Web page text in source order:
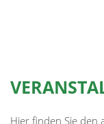
Hier finden Sie den